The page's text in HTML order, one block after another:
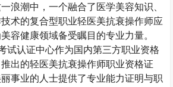
浪潮中，一个融合了医学美容知识、
术的复合型职业轻医美抗衰操作师应
容健康领域备受瞩目的专业力量。
试认证中心作为国内第三方职业资格
出的轻医美抗衰操作师职业资格证
事业的人士提供了专业能力证明与职